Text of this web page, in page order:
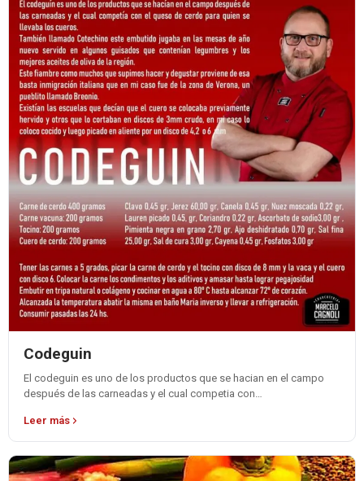
Codeguin
El codeguin es uno de los productos que se hacian en el campo
después de las carneadas y el cual competia con…
Leer más